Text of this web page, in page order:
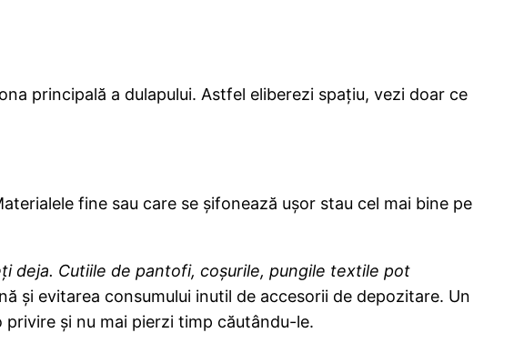
principală a dulapului. Astfel eliberezi spațiu, vezi doar ce
fine sau care se șifonează ușor stau cel mai bine pe
deja. Cutiile de pantofi, coșurile, pungile textile pot
și evitarea consumului inutil de accesorii de depozitare. Un
și nu mai pierzi timp căutându-le.